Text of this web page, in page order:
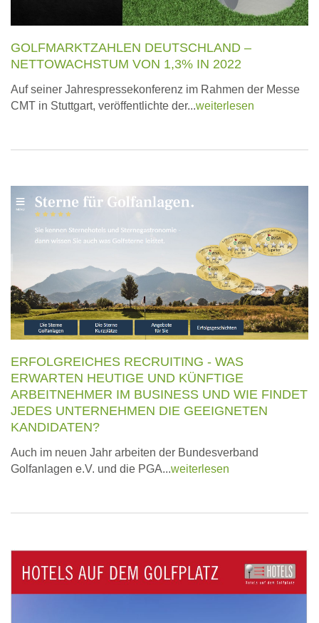
GOLFMARKTZAHLEN DEUTSCHLAND –
NETTOWACHSTUM VON 1,3% IN 2022
Auf seiner Jahrespressekonferenz im Rahmen der Messe
CMT in Stuttgart, veröffentlichte der...weiterlesen
ERFOLGREICHES RECRUITING - WAS
ERWARTEN HEUTIGE UND KÜNFTIGE
ARBEITNEHMER IM BUSINESS UND WIE FINDET
JEDES UNTERNEHMEN DIE GEEIGNETEN
KANDIDATEN?
Auch im neuen Jahr arbeiten der Bundesverband
Golfanlagen e.V. und die PGA...weiterlesen